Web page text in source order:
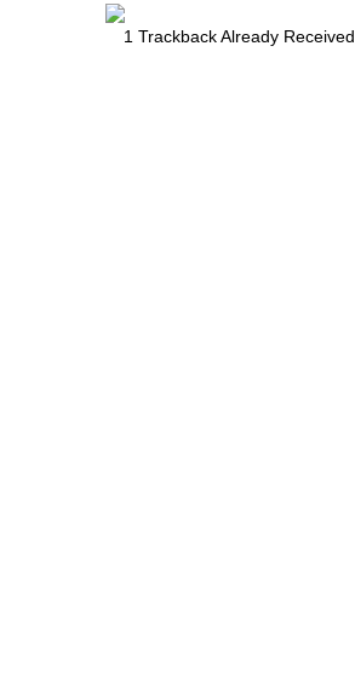
1 Trackback Already Received